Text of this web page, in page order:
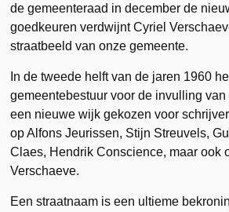
de gemeenteraad in december de
goedkeuren verdwijnt Cyriel
straatbeeld van onze gemeente.
In de tweede helft van de jaren 1960
gemeentebestuur voor de invulling
een nieuwe wijk gekozen voor
op Alfons Jeurissen, Stijn Streuvels,
Claes, Hendrik Conscience, maar ook
Verschaeve.
Een straatnaam is een ultieme